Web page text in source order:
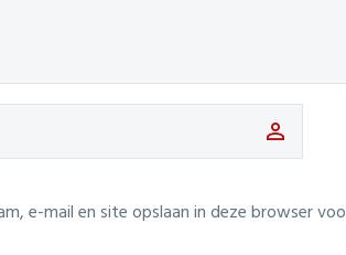
e-mail en site opslaan in deze browser